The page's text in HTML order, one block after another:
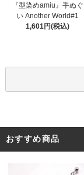
『型染めamiu』手ぬぐ
い Another World#1
1,601円(税込)
おすすめ商品